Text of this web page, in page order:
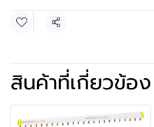
แชร์
สินค้าที่เกี่ยวข้อง